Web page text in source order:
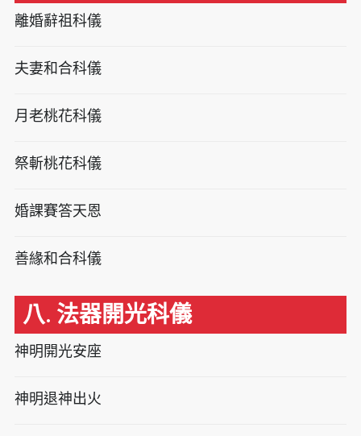
離婚辭祖科儀
夫妻和合科儀
月老桃花科儀
祭斬桃花科儀
婚課賽答天恩
善緣和合科儀
八. 法器開光科儀
神明開光安座
神明退神出火